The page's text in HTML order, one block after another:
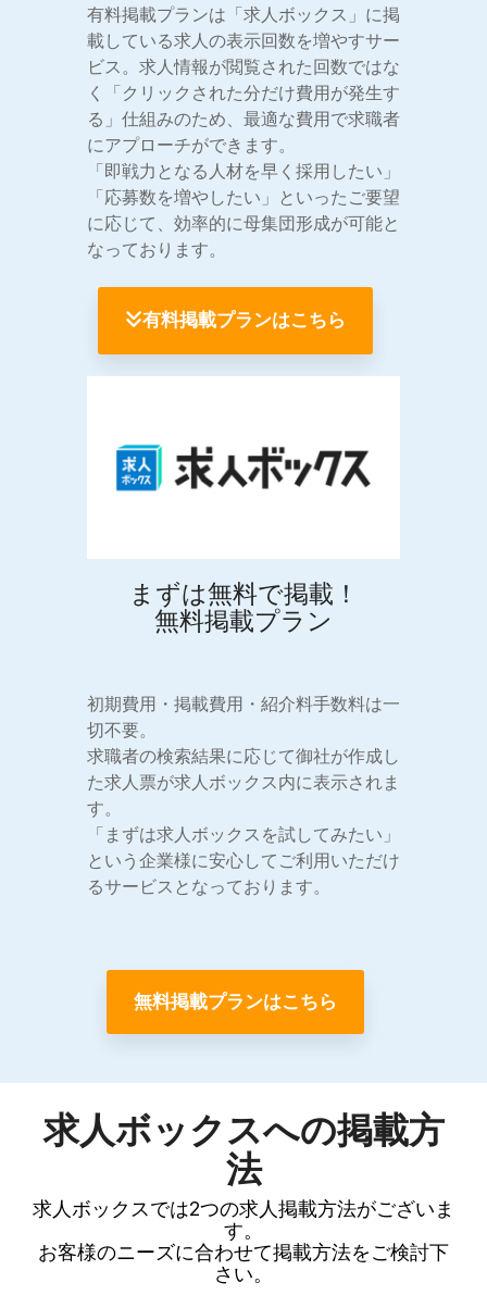
有料掲載プランは「求人ボックス」に掲
載している求人の表示回数を増やすサー
ビス。求人情報が閲覧された回数ではな
く「クリックされた分だけ費用が発生す
る」仕組みのため、最適な費用で求職者
にアプローチができます。
「即戦力となる人材を早く採用したい」
「応募数を増やしたい」といったご要望
に応じて、効率的に母集団形成が可能と
なっております。
有料掲載プランはこちら
まずは無料で掲載！
無料掲載プラン
初期費用・掲載費用・紹介料手数料は一
切不要。
求職者の検索結果に応じて御社が作成し
た求人票が求人ボックス内に表示されま
す。
「まずは求人ボックスを試してみたい」
という企業様に安心してご利用いただけ
るサービスとなっております。
無料掲載プランはこちら
求人ボックスへの掲載方
法
求人ボックスでは2つの求人掲載方法がございま
す。
お客様のニーズに合わせて掲載方法をご検討下
さい。